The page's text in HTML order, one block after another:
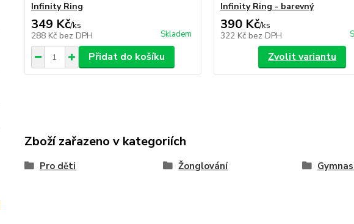
Infinity Ring
349 Kč/ks
288 Kč bez DPH Skladem
Přidat do košíku
Infinity Ring - barevný
390 Kč/ks
322 Kč bez DPH
Zvolit variantu
Zboží zařazeno v kategoriích
Pro děti Žonglování